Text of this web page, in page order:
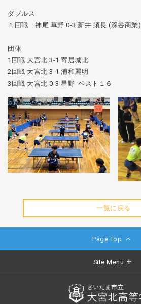
ダブルス
１回戦 神尾 草野 0-3 新井 須長 (深谷商業)
団体
1回戦 大宮北 3-1 寄居城北
2回戦 大宮北 3-1 浦和麗明
3回戦 大宮北 0-3 星野 ベスト１６
一覧に戻る
Page Top
Site Menu